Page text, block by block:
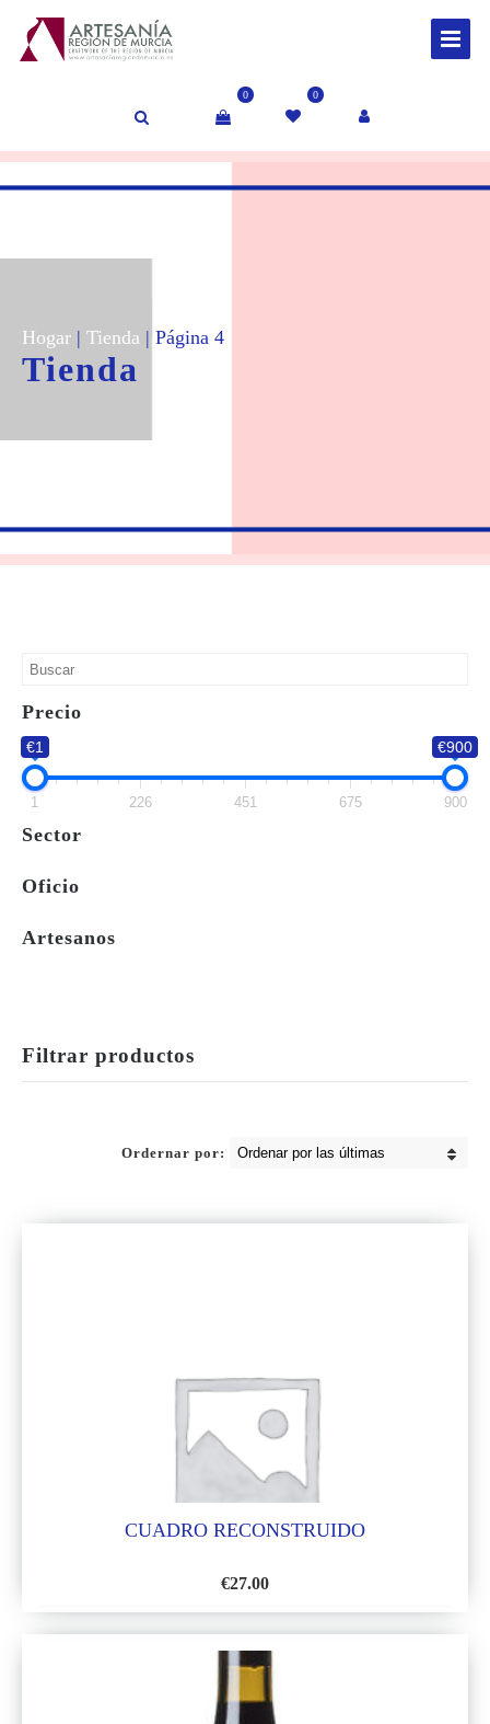
0 0
Hogar | Tienda | Página 4
Tienda
Precio
€1 €900
1 226 451 675 900
Sector
Oficio
Artesanos
Filtrar productos
Ordernar por:
CUADRO RECONSTRUIDO
€27.00
A